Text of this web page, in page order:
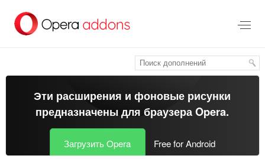
перейти
Эти расширения и фоновые рисунки
предназначены длябраузера Opera.
Загрузить Opera Free for Android